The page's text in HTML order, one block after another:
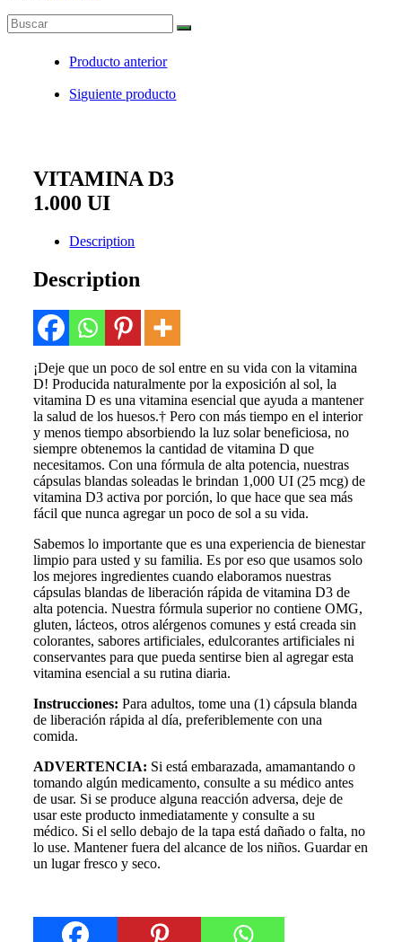
Producto anterior
Siguiente producto
VITAMINA D3
1.000 UI
Description
Description
¡Deje que un poco de sol entre en su vida con la vitamina
D! Producida naturalmente por la exposición al sol, la
vitamina D es una vitamina esencial que ayuda a mantener
la salud de los huesos.† Pero con más tiempo en el interior
y menos tiempo absorbiendo la luz solar beneficiosa, no
siempre obtenemos la cantidad de vitamina D que
necesitamos. Con una fórmula de alta potencia, nuestras
cápsulas blandas soleadas le brindan 1,000 UI (25 mcg) de
vitamina D3 activa por porción, lo que hace que sea más
fácil que nunca agregar un poco de sol a su vida.
Sabemos lo importante que es una experiencia de bienestar
limpio para usted y su familia. Es por eso que usamos solo
los mejores ingredientes cuando elaboramos nuestras
cápsulas blandas de liberación rápida de vitamina D3 de
alta potencia. Nuestra fórmula superior no contiene OMG,
gluten, lácteos, otros alérgenos comunes y está creada sin
colorantes, sabores artificiales, edulcorantes artificiales ni
conservantes para que pueda sentirse bien al agregar esta
vitamina esencial a su rutina diaria.
Instrucciones: Para adultos, tome una (1) cápsula blanda
de liberación rápida al día, preferiblemente con una
comida.
ADVERTENCIA: Si está embarazada, amamantando o
tomando algún medicamento, consulte a su médico antes
de usar. Si se produce alguna reacción adversa, deje de
usar este producto inmediatamente y consulte a su
médico. Si el sello debajo de la tapa está dañado o falta, no
lo use. Mantener fuera del alcance de los niños. Guardar en
un lugar fresco y seco.